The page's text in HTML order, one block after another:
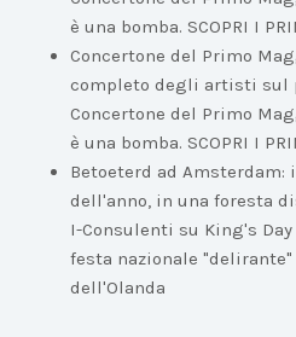
è una bomba. SCOPRI I
Concertone del Primo
completo degli artisti sul
Concertone del Primo
è una bomba. SCOPRI I
Betoeterd ad Amsterdam:
dell'anno, in una foresta
I-Consulenti su King's
festa nazionale
dell'Olanda